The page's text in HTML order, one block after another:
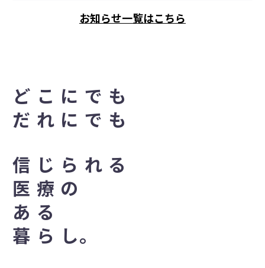
お知らせ一覧はこちら
ど こ に で も
だ れ に で も
信 じ ら れ る
医 療 の
あ る
暮 ら し。